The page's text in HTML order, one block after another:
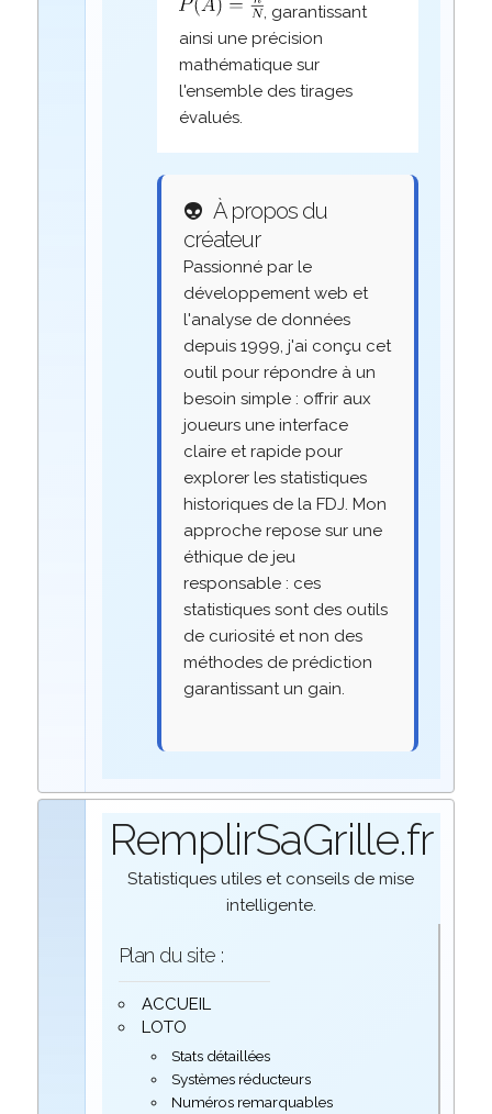
, garantissant
ainsi une précision
mathématique sur
l'ensemble des tirages
évalués.
👽 À propos du
créateur
Passionné par le
développement web et
l'analyse de données
depuis 1999, j'ai conçu cet
outil pour répondre à un
besoin simple : offrir aux
joueurs une interface
claire et rapide pour
explorer les statistiques
historiques de la FDJ. Mon
approche repose sur une
éthique de jeu
responsable : ces
statistiques sont des outils
de curiosité et non des
méthodes de prédiction
garantissant un gain.
RemplirSaGrille.fr
Statistiques utiles et conseils de mise
intelligente.
Plan du site :
ACCUEIL
LOTO
Stats détaillées
Systèmes réducteurs
Numéros remarquables